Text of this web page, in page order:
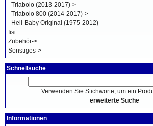
Triabolo (2013-2017)->
Triabolo 800 (2014-2017)->
Heli-Baby Original (1975-2012)
Iisi
Zubehör->
Sonstiges->
Schnellsuche
Verwenden Sie Stichworte, um ein
erweiterte Suche
Informationen